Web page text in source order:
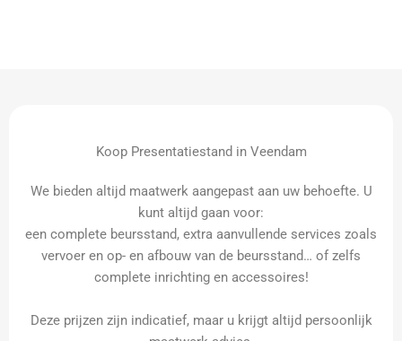
Koop Presentatiestand in Veendam
We bieden altijd maatwerk aangepast aan uw behoefte. U
kunt altijd gaan voor:
een complete beursstand, extra aanvullende services zoals
vervoer en op- en afbouw van de beursstand… of zelfs
complete inrichting en accessoires!
Deze prijzen zijn indicatief, maar u krijgt altijd persoonlijk